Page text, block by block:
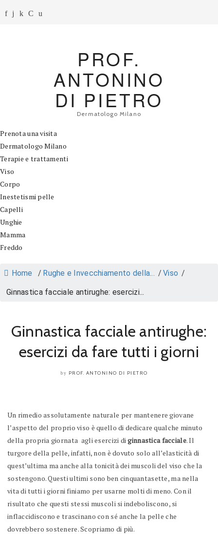
PROF.
ANTONINO
DI PIETRO
Dermatologo Milano
Prenota una visita
Dermatologo Milano
Terapie e trattamenti
Viso
Corpo
Inestetismi pelle
Capelli
Unghie
Mamma
Freddo
Home / Rughe e Invecchiamento della... / Viso /
Ginnastica facciale antirughe: esercizi...
Ginnastica facciale antirughe:
esercizi da fare tutti i giorni
by PROF. ANTONINO DI PIETRO
Un rimedio assolutamente naturale per mantenere giovane
l’aspetto del proprio viso è quello di dedicare qualche minuto
della propria giornata agli esercizi diginnastica facciale. Il
turgore della pelle, infatti, non è dovuto solo all’elasticità di
quest’ultima ma anche alla tonicità dei muscoli del viso che la
sostengono. Questi ultimi sono ben cinquantasette, ma nella
vita di tutti i giorni finiamo per usarne molti di meno. Con il
risultato che questi stessi muscoli si indeboliscono, si
inflaccidiscono e trascinano con sé anche la pelle che
dovrebbero sostenere. Scopriamo di più.